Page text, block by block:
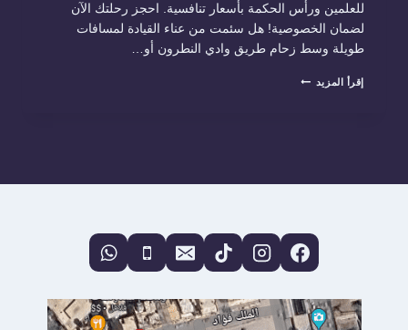
للعلمين ورأس الحكمة بأسعار تنافسية. احجز رحلتك الآن
لضمان الخصوصية! هل سئمت من عناء القيادة لمسافات
طويلة وسط زحام طريق وادي النطرون أو…
إقرأ المزيد ليموزين
سفر
لقرى
رأس
الحكمة
“سلام
ليموزين”